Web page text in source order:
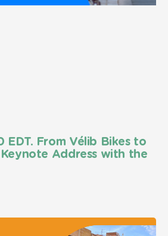
EDT. From Vélib Bikes to
Address with the